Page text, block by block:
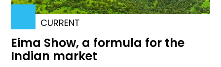
CURRENT
Eima Show, a formula for the
Indian market